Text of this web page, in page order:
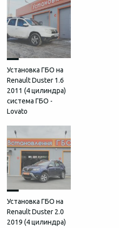
Установка ГБО на
Renault Duster 1.6
2011 (4 цилиндра)
система ГБО -
Lovato
Установка ГБО на
Renault Duster 2.0
2019 (4 цилиндра)